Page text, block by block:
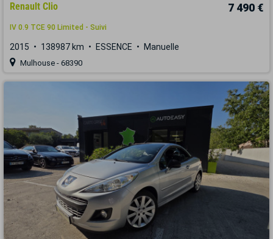
Renault Clio 7 490 €
IV 0.9 TCE 90 Limited - Suivi
2015 138987 km ESSENCE Manuelle
Mulhouse - 68390